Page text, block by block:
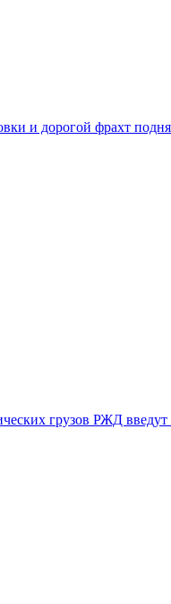
и дорогой фрахт
грузов РЖД